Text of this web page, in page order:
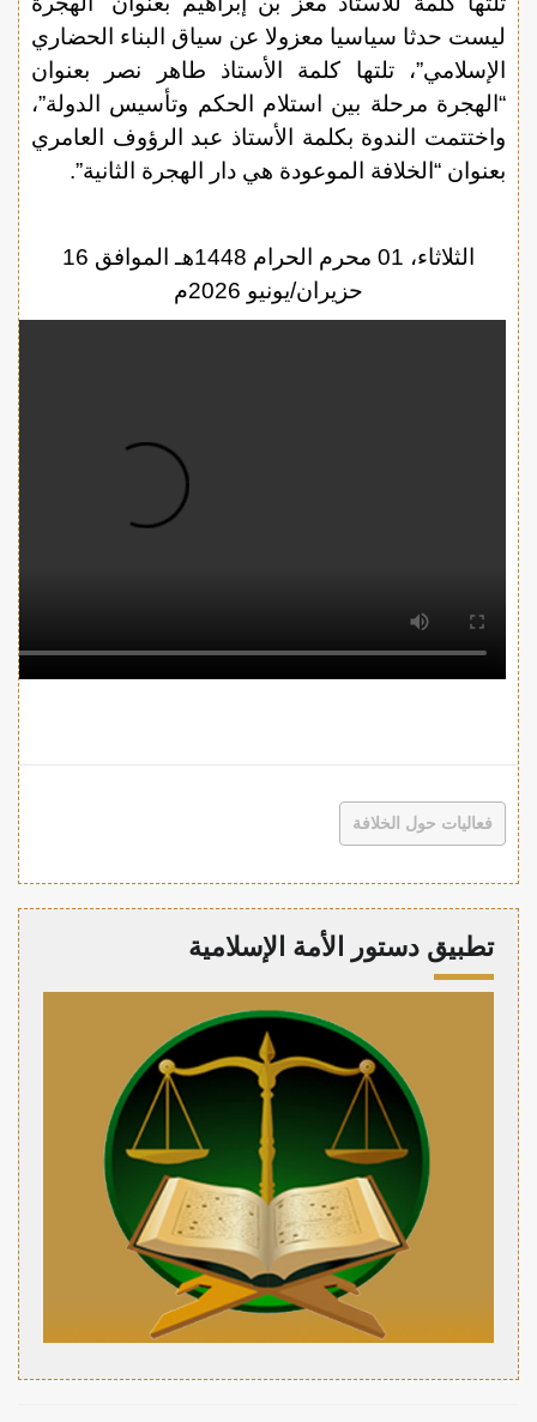
ليست حدثا سياسيا معزولا عن سياق البناء الحضاري
الإسلامي”، تلتها كلمة الأستاذ طاهر نصر بعنوان
“الهجرة مرحلة بين استلام الحكم وتأسيس الدولة”،
واختتمت الندوة بكلمة الأستاذ عبد الرؤوف العامري
بعنوان “الخلافة الموعودة هي دار الهجرة الثانية”.
الثلاثاء، 01 محرم الحرام 1448هـ الموافق 16
حزيران/يونيو 2026م
فعاليات حول الخلافة
تطبيق دستور الأمة الإسلامية